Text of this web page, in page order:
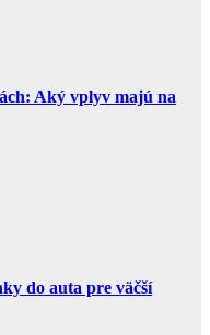
Aký vplyv majú na
do auta pre väčší